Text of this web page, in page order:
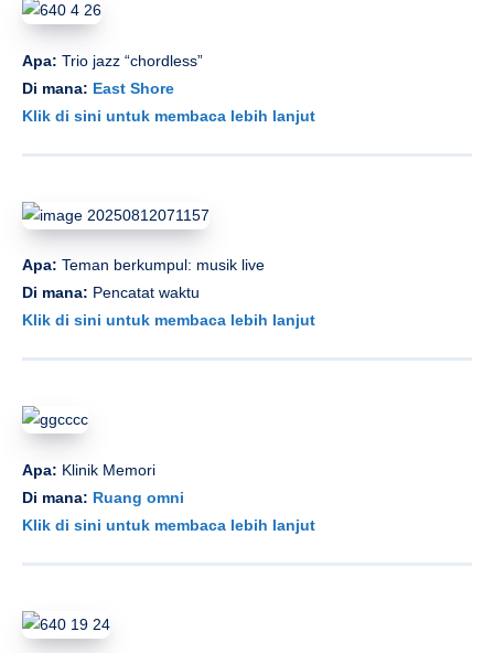
Apa: Trio jazz “chordless”
Di mana: East Shore
Klik di sini untuk membaca lebih lanjut
Apa: Teman berkumpul: musik live
Di mana: Pencatat waktu
Klik di sini untuk membaca lebih lanjut
Apa: Klinik Memori
Di mana: Ruang omni
Klik di sini untuk membaca lebih lanjut